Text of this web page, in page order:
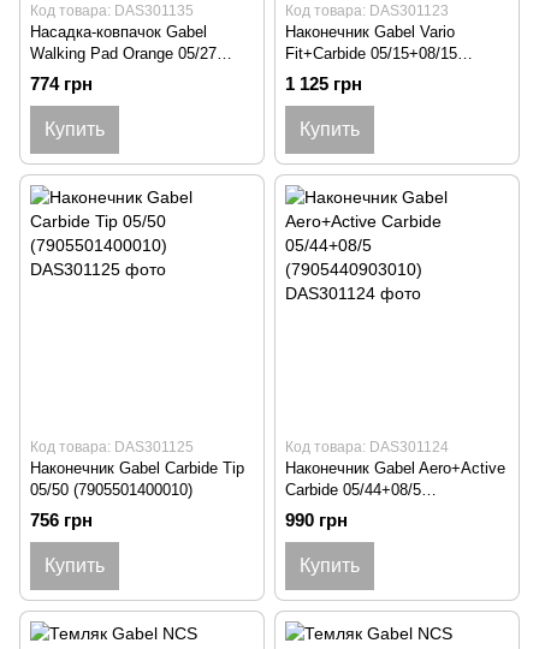
Код товара: DAS301135
Насадка-ковпачок Gabel
Walking Pad Orange 05/27
11mm (7905271305011)
774 грн
Купить
Код товара: DAS301123
Наконечник Gabel Vario
Fit+Carbide 05/15+08/15
(7905159900010)
1 125 грн
Купить
Код товара: DAS301125
Наконечник Gabel Carbide Tip
05/50 (7905501400010)
756 грн
Купить
Код товара: DAS301124
Наконечник Gabel Aero+Active
Carbide 05/44+08/5
(7905440903010)
990 грн
Купить